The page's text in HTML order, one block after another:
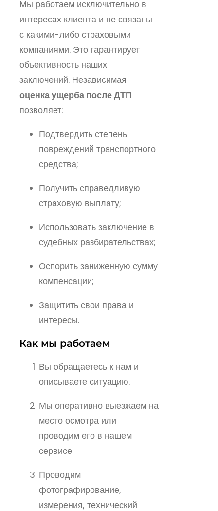
Мы работаем исключительно в
интересах клиента и не связаны
с какими-либо страховыми
компаниями. Это гарантирует
объективность наших
заключений. Независимая
оценка ущерба после ДТП
позволяет:
Подтвердить степень
повреждений транспортного
средства;
Получить справедливую
страховую выплату;
Использовать заключение в
судебных разбирательствах;
Оспорить заниженную сумму
компенсации;
Защитить свои права и
интересы.
Как мы работаем
Вы обращаетесь к нам и
описываете ситуацию.
Мы оперативно выезжаем на
место осмотра или
проводим его в нашем
сервисе.
Проводим
фотографирование,
измерения, технический